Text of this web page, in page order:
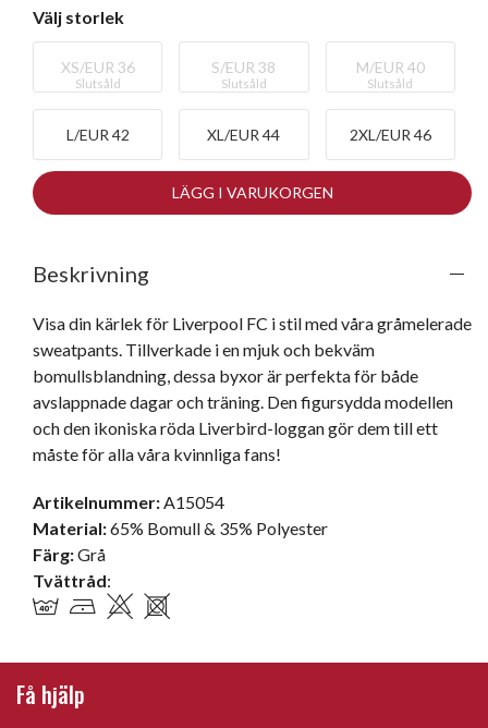
Välj storlek
XS/EUR 36
Slutsåld
S/EUR 38
Slutsåld
M/EUR 40
Slutsåld
L/EUR 42 XL/EUR 44 2XL/EUR 46
LÄGG I VARUKORGEN
Beskrivning
Visa din kärlek för Liverpool FC i stil med våra gråmelerade
sweatpants. Tillverkade i en mjuk och bekväm
bomullsblandning, dessa byxor är perfekta för både
avslappnade dagar och träning. Den figursydda modellen
och den ikoniska röda Liverbird-loggan gör dem till ett
måste för alla våra kvinnliga fans!
Artikelnummer:A15054
Material:65% Bomull & 35% Polyester
Färg:Grå
Tvättråd:
Få hjälp